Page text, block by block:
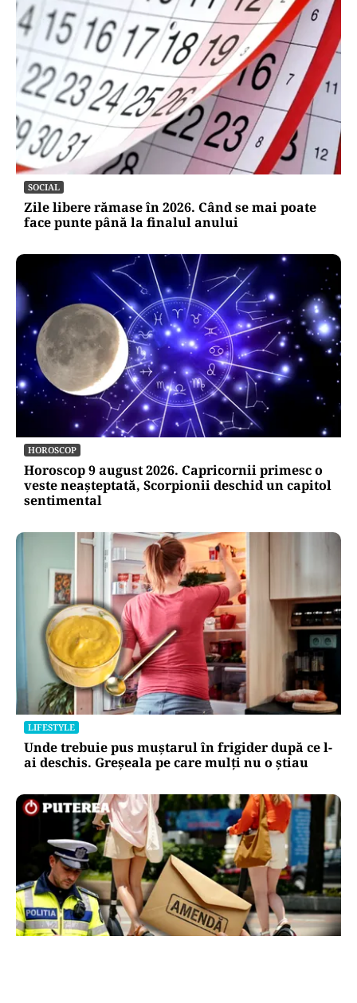
SOCIAL
Zile libere rămase în 2026. Când se mai poate
face punte până la finalul anului
HOROSCOP
Horoscop 9 august 2026. Capricornii primesc o
veste neașteptată, Scorpionii deschid un capitol
sentimental
LIFESTYLE
Unde trebuie pus muștarul în frigider după ce l-
ai deschis. Greșeala pe care mulți nu o știau